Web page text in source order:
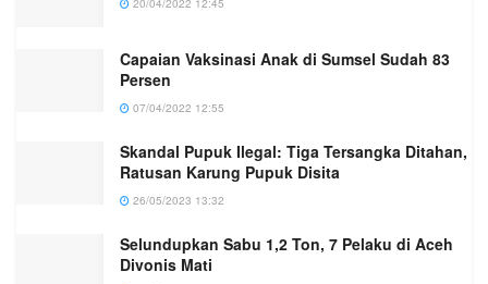
20/04/2022 12:45
Capaian Vaksinasi Anak di Sumsel Sudah 83
Persen
07/04/2022 12:55
Skandal Pupuk Ilegal: Tiga Tersangka Ditahan,
Ratusan Karung Pupuk Disita
26/05/2023 13:32
Selundupkan Sabu 1,2 Ton, 7 Pelaku di Aceh
Divonis Mati